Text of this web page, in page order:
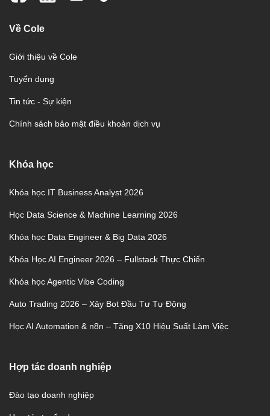
Về Cole
Giới thiệu về Cole
Tuyển dụng
Tin tức - Sự kiện
Chính sách bảo mật điều khoản dịch vụ
Khóa học
Khóa học IT Business Analyst 2026
Học Data Science & Machine Learning 2026
Khóa học Data Engineer & Big Data 2026
Khóa Học AI Engineer 2026 – Fullstack Thực Chiến
Khóa học Agentic Vibe Coding
Auto Trading 2026 – Xây Bot Đầu Tư Tự Động
Học AI Automation & n8n – Tăng X10 Hiệu Suất Làm Việc
Hợp tác doanh nghiệp
Đào tạo doanh nghiệp